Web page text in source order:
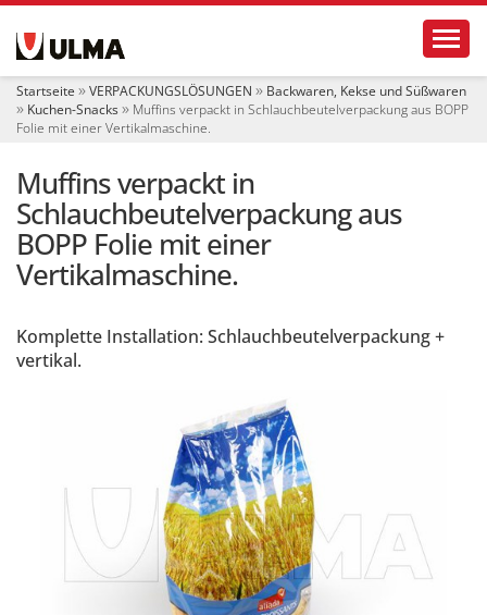
t
Startseite VERPACKUNGSLÖSUNGEN
Backwaren, Kekse und Süßwaren
Kuchen-Snacks
Muffins verpackt in Schlauchbeutelverpackung aus BOPP
Folie mit einer Vertikalmaschine.
Muffins verpackt in
Schlauchbeutelverpackung aus
BOPP Folie mit einer
Vertikalmaschine.
Komplette Installation: Schlauchbeutelverpackung +
vertikal.